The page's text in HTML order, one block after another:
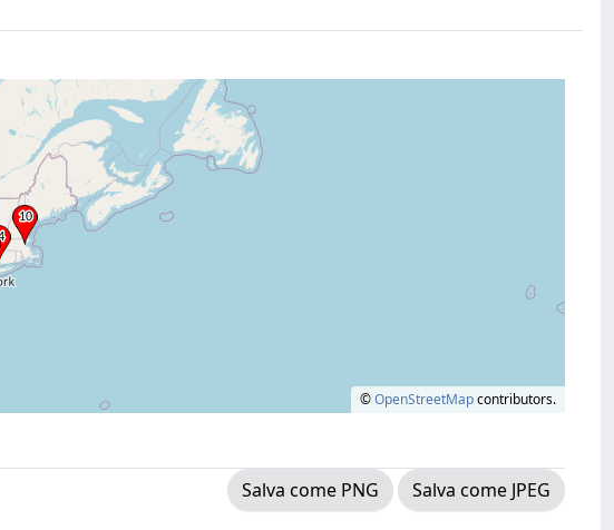
©OpenStreetMapcontributors.
Salva come PNG
Salva come JPEG